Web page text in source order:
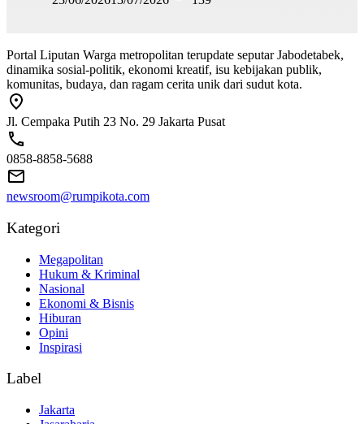
Portal Liputan Warga metropolitan terupdate seputar Jabodetabek,
dinamika sosial-politik, ekonomi kreatif, isu kebijakan publik,
komunitas, budaya, dan ragam cerita unik dari sudut kota.
Jl. Cempaka Putih 23 No. 29 Jakarta Pusat
0858-8858-5688
newsroom@rumpikota.com
Kategori
Megapolitan
Hukum & Kriminal
Nasional
Ekonomi & Bisnis
Hiburan
Opini
Inspirasi
Label
Jakarta